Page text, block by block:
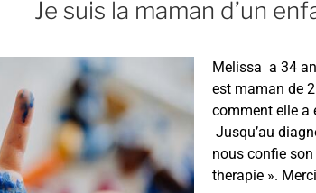
Je suis la maman d’un
Melissa a 34
est maman de
comment elle a
Jusqu’au
nous confie
therapie ».